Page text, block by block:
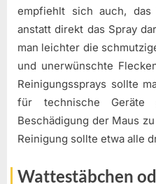
empfiehlt sich auch, das
anstatt direkt das Spray
man leichter die
und unerwünschte
Reinigungssprays sollte
für technische
Beschädigung der Maus
Reinigung sollte etwa alle
Wattestäbchen